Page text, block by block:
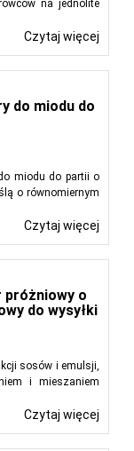
na jednolite
Czytaj więcej
do miodu do
miodu do partii o
o równomiernym
Czytaj więcej
próżniowy o
do wysyłki
sosów i emulsji,
i mieszaniem
Czytaj więcej